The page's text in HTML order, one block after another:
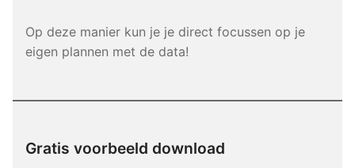
Op deze manier kun je je direct focussen op je
eigen plannen met de data!
Gratis voorbeeld download